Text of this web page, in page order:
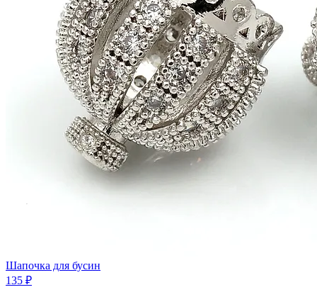
Шапочка для бусин
135 ₽